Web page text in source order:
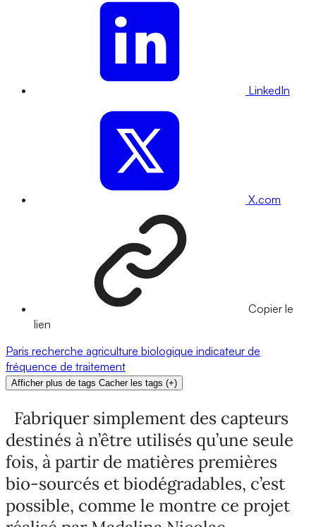
LinkedIn
X.com
Copier le
lien
Paris recherche agriculture biologique indicateur de
fréquence de traitement
Afficher plus de tags Cacher les tags (+)
Fabriquer simplement des capteurs
destinés à n’être utilisés qu’une seule
fois, à partir de matières premières
bio-sourcés et biodégradables, c’est
possible, comme le montre ce projet